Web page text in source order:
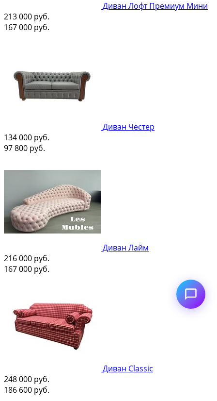
Диван Лофт Премиум Мини
213 000 руб.
167 000 руб.
Диван Честер
134 000 руб.
97 800 руб.
Диван Лайм
216 000 руб.
167 000 руб.
Диван Classic
248 000 руб.
186 600 руб.